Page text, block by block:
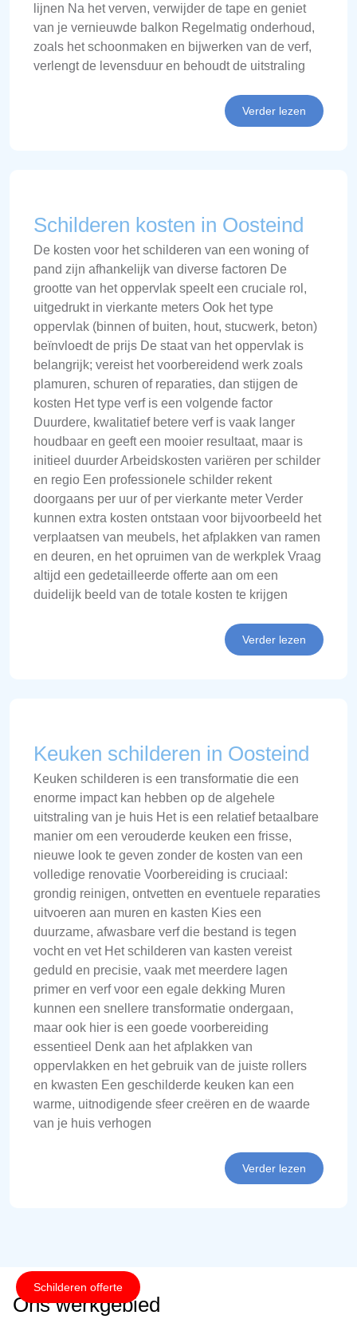
lijnen Na het verven, verwijder de tape en geniet
van je vernieuwde balkon Regelmatig onderhoud,
zoals het schoonmaken en bijwerken van de verf,
verlengt de levensduur en behoudt de uitstraling
Verder lezen
Schilderen kosten in Oosteind
De kosten voor het schilderen van een woning of
pand zijn afhankelijk van diverse factoren De
grootte van het oppervlak speelt een cruciale rol,
uitgedrukt in vierkante meters Ook het type
oppervlak (binnen of buiten, hout, stucwerk, beton)
beïnvloedt de prijs De staat van het oppervlak is
belangrijk; vereist het voorbereidend werk zoals
plamuren, schuren of reparaties, dan stijgen de
kosten Het type verf is een volgende factor
Duurdere, kwalitatief betere verf is vaak langer
houdbaar en geeft een mooier resultaat, maar is
initieel duurder Arbeidskosten variëren per schilder
en regio Een professionele schilder rekent
doorgaans per uur of per vierkante meter Verder
kunnen extra kosten ontstaan voor bijvoorbeeld het
verplaatsen van meubels, het afplakken van ramen
en deuren, en het opruimen van de werkplek Vraag
altijd een gedetailleerde offerte aan om een
duidelijk beeld van de totale kosten te krijgen
Verder lezen
Keuken schilderen in Oosteind
Keuken schilderen is een transformatie die een
enorme impact kan hebben op de algehele
uitstraling van je huis Het is een relatief betaalbare
manier om een verouderde keuken een frisse,
nieuwe look te geven zonder de kosten van een
volledige renovatie Voorbereiding is cruciaal:
grondig reinigen, ontvetten en eventuele reparaties
uitvoeren aan muren en kasten Kies een
duurzame, afwasbare verf die bestand is tegen
vocht en vet Het schilderen van kasten vereist
geduld en precisie, vaak met meerdere lagen
primer en verf voor een egale dekking Muren
kunnen een snellere transformatie ondergaan,
maar ook hier is een goede voorbereiding
essentieel Denk aan het afplakken van
oppervlakken en het gebruik van de juiste rollers
en kwasten Een geschilderde keuken kan een
warme, uitnodigende sfeer creëren en de waarde
van je huis verhogen
Verder lezen
Ons werkgebied
Schilderen offerte